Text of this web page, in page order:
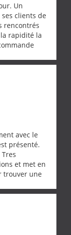
Un
clients de
rencontrés
rapidité la
avec le
présenté.
et met en
trouver une
ce qui
leur métier.